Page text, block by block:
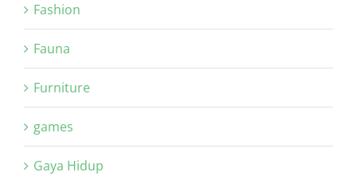
Fashion
Fauna
Furniture
games
Gaya Hidup